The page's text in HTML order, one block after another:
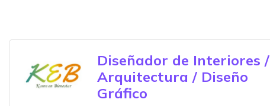
Diseñador de Interiores /
Arquitectura / Diseño
Gráfico